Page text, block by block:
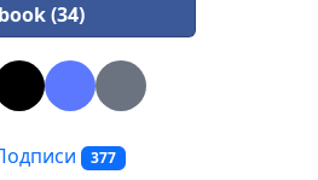
(34)
377